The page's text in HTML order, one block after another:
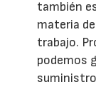
también
materia
trabajo.
podemos